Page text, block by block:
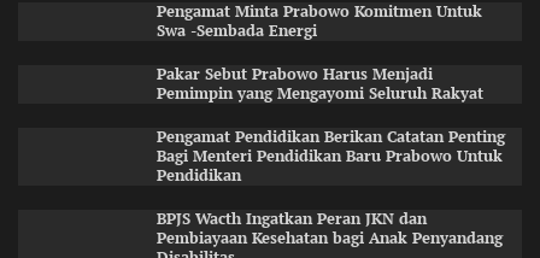
Pengamat Minta Prabowo Komitmen Untuk
Swa -Sembada Energi
Pakar Sebut Prabowo Harus Menjadi
Pemimpin yang Mengayomi Seluruh Rakyat
Pengamat Pendidikan Berikan Catatan Penting
Bagi Menteri Pendidikan Baru Prabowo Untuk
Pendidikan
BPJS Wacth Ingatkan Peran JKN dan
Pembiayaan Kesehatan bagi Anak Penyandang